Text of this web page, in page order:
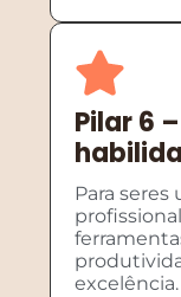
Pilar 6
Para seres
excelência.